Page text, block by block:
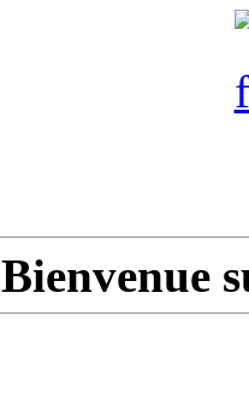
Bienvenue